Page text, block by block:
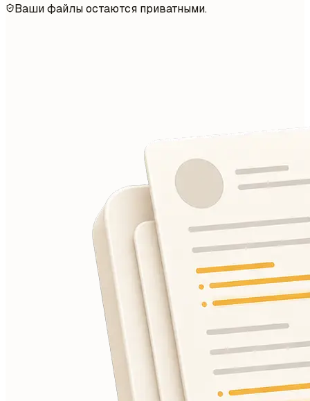
Ваши файлы остаются приватными.